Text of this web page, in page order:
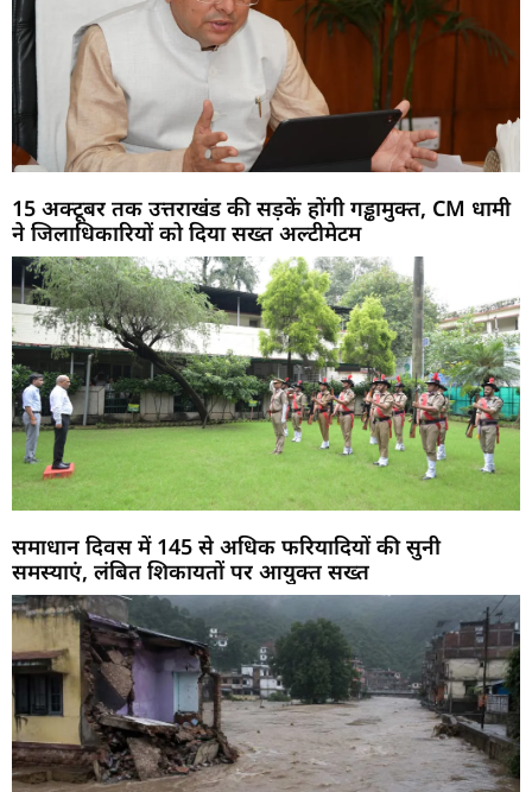
15 अक्टूबर तक उत्तराखंड की सड़कें होंगी गड्ढामुक्त, CM धामी
ने जिलाधिकारियों को दिया सख्त अल्टीमेटम
समाधान दिवस में 145 से अधिक फरियादियों की सुनी
समस्याएं, लंबित शिकायतों पर आयुक्त सख्त